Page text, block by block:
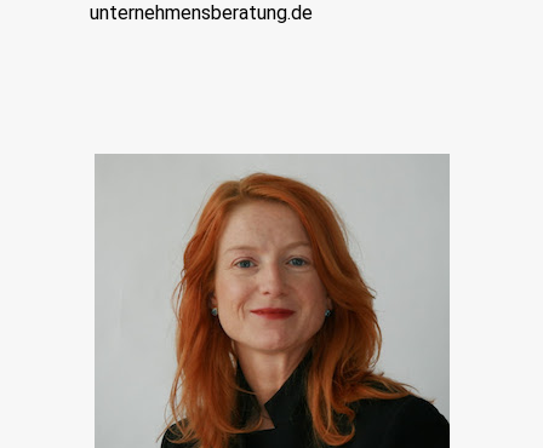
unternehmensberatung.de